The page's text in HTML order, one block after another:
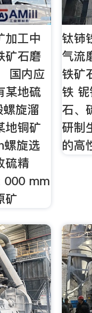
加工中
矿石磨
国内应
某地硫
旋溜
地铜矿
旋选
硫精
000 mm
矿
钛铈
气流
铁矿
铁
石、
研制
的高